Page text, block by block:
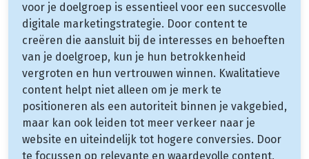
voor je doelgroep is essentieel voor een succesvolle
digitale marketingstrategie. Door content te
creëren die aansluit bij de interesses en behoeften
van je doelgroep, kun je hun betrokkenheid
vergroten en hun vertrouwen winnen. Kwalitatieve
content helpt niet alleen om je merk te
positioneren als een autoriteit binnen je vakgebied,
maar kan ook leiden tot meer verkeer naar je
website en uiteindelijk tot hogere conversies. Door
te focussen op relevante en waardevolle content,